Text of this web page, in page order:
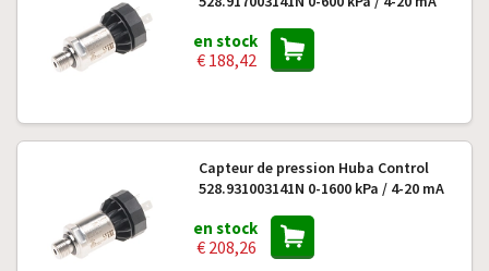
en stock
€ 188,42
Capteur de pression Huba Control
528.931003141N 0-1600 kPa / 4-20 mA
en stock
€ 208,26